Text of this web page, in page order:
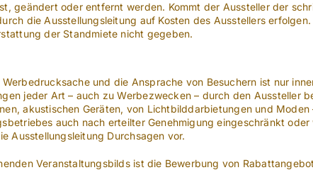
geändert oder entfernt werden. Kommt der Aussteller der
die Ausstellungsleitung auf Kosten des Ausstellers
der Standmiete nicht gegeben.
und die Ansprache von Besuchern ist nur
jeder Art – auch zu Werbezwecken – durch den Aussteller
akustischen Geräten, von Lichtbilddarbietungen und
auch nach erteilter Genehmigung eingeschränkt
Ausstellungsleitung Durchsagen vor.
Veranstaltungsbilds ist die Bewerbung von